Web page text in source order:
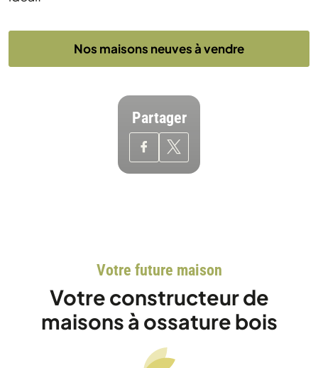
Nos maisons neuves à vendre
Partager
Votre future maison
Votre constructeur de
maisons à ossature bois